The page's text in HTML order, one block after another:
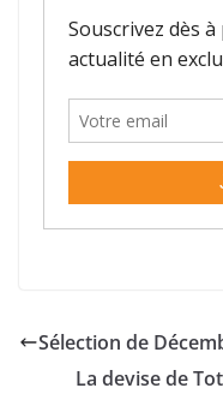
Sélection de
La devise de